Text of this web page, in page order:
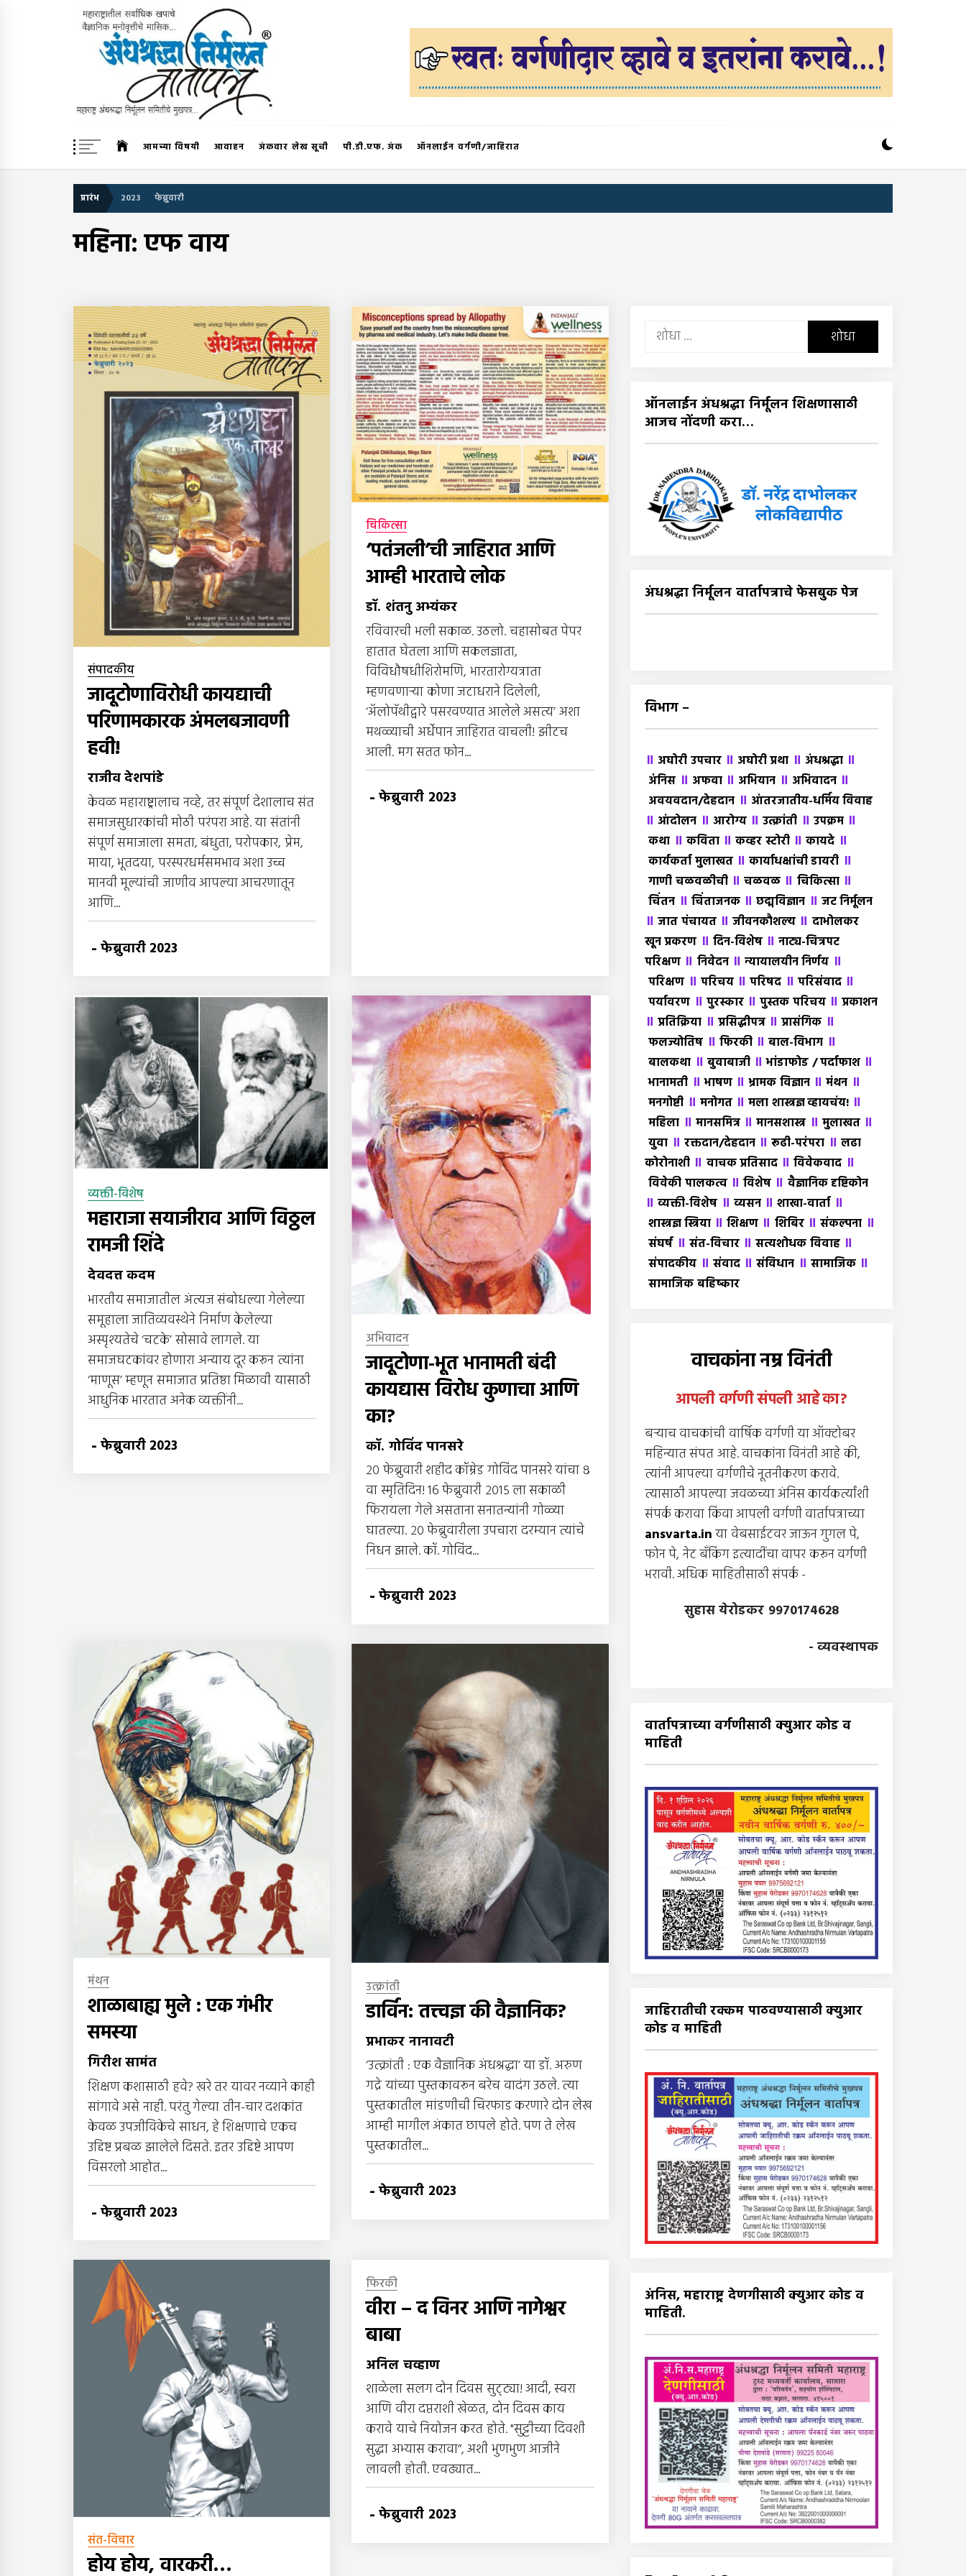
अंधश्रद्धा निर्मूलन वार्तापत्र ®
आमच्या विषयी आवाहन अंकवार लेख सूची पी.डी.एफ. अंक ऑनलाईन वर्गणी/जाहिरात
प्रारंभ 2023 फेब्रुवारी
महिना:एफ वाय
संपादकीय
जादूटोणाविरोधी कायद्याची
परिणामकारक अंमलबजावणी
हवी!
राजीव देशपांडे
केवळ महाराष्ट्रालाच नव्हे, तर संपूर्ण देशालाच संत
समाजसुधारकांची मोठी परंपरा आहे. या संतांनी
संपूर्ण समाजाला समता, बंधुता, परोपकार, प्रेम,
माया, भूतदया, परस्परधर्मसमभाव अशा उच्च
मानवी मूल्यांची जाणीव आपल्या आचरणातून
आणि...
- फेब्रुवारी 2023
चिकित्सा
‘पतंजली’ची जाहिरात आणि
आम्ही भारताचे लोक
डॉ. शंतनु अभ्यंकर
रविवारची भली सकाळ. उठलो. चहासोबत पेपर
हातात घेतला आणि सकलज्ञाता,
विविधौषधीशिरोमणि, भारतारोग्यत्राता
म्हणवणार्‍या कोणा जटाधराने दिलेली,
‘अ‍ॅलोपॅथीद्वारे पसरवण्यात आलेले असत्य’ अशा
मथळ्याची अर्धेपान जाहिरात वाचली! झीटच
आली. मग सतत फोन...
- फेब्रुवारी 2023
व्यक्ती-विशेष
महाराजा सयाजीराव आणि विठ्ठल
रामजी शिंदे
देवदत्त कदम
भारतीय समाजातील अंत्यज संबोधल्या गेलेल्या
समूहाला जातिव्यवस्थेने निर्माण केलेल्या
अस्पृश्यतेचे ‘चटके’ सोसावे लागले. या
समाजघटकांवर होणारा अन्याय दूर करून त्यांना
‘माणूस’ म्हणून समाजात प्रतिष्ठा मिळावी यासाठी
आधुनिक भारतात अनेक व्यक्तींनी...
- फेब्रुवारी 2023
अभिवादन
जादूटोणा-भूत भानामती बंदी
कायद्यास विरोध कुणाचा आणि
का?
कॉ. गोविंद पानसरे
२० फेब्रुवारी शहीद कॉम्रेड गोविंद पानसरे यांचा ८
वा स्मृतिदिन! १६ फेब्रुवारी २०१५ ला सकाळी
फिरायला गेले असताना सनातन्यांनी गोळ्या
घातल्या. २० फेब्रुवारीला उपचारा दरम्यान त्यांचे
निधन झाले. कॉ. गोविंद...
- फेब्रुवारी 2023
मंथन
शाळाबाह्य मुले : एक गंभीर
समस्या
गिरीश सामंत
शिक्षण कशासाठी हवे? खरे तर यावर नव्याने काही
सांगावे असे नाही. परंतु गेल्या तीन-चार दशकांत
केवळ उपजीविकेचे साधन, हे शिक्षणाचे एकच
उद्दिष्ट प्रबळ झालेले दिसते. इतर उद्दिष्टे आपण
विसरलो आहोत...
- फेब्रुवारी 2023
उत्क्रांती
डार्विन: तत्त्वज्ञ की वैज्ञानिक?
प्रभाकर नानावटी
‘उत्क्रांती : एक वैज्ञानिक अंधश्रद्धा’ या डॉ. अरुण
गद्रे यांच्या पुस्तकावरून बरेच वादंग उठले. त्या
पुस्तकातील मांडणीची चिरफाड करणारे दोन लेख
आम्ही मागील अंकात छापले होते. पण ते लेख
पुस्तकातील...
- फेब्रुवारी 2023
संत-विचार
होय होय, वारकरी…
फिरकी
वीरा – द विनर आणि नागेश्वर
बाबा
अनिल चव्हाण
शाळेला सलग दोन दिवस सुट्ट्या! आदी, स्वरा
आणि वीरा दप्तराशी खेळत, दोन दिवस काय
करावे याचे नियोजन करत होते. "सुट्टीच्या दिवशी
सुद्धा अभ्यास करावा”, अशी भुणभुण आजीने
लावली होती. एवढ्यात...
- फेब्रुवारी 2023
यांचा
ऑनलाईन अंधश्रद्धा निर्मूलन शिक्षणासाठी
आजच नोंदणी करा…
अंधश्रद्धा निर्मूलन वार्तापत्राचे फेसबुक पेज
विभाग –
॥ अघोरी उपचार ॥ अघोरी प्रथा ॥ अंधश्रद्धा ॥
अंंनिस ॥ अफवा ॥ अभियान ॥ अभिवादन ॥
अवयवदान/देहदान ॥ आंतरजातीय-धर्मिय विवाह
॥ आंदोलन ॥ आरोग्य ॥उत्क्रांती ॥उपक्रम ॥
कथा ॥ कविता ॥कव्हर स्टोरी ॥कायदे ॥
कार्यकर्ता मुलाखत ॥कार्याधक्षांची डायरी ॥
गाणी चळवळीची ॥चळवळ ॥ चिकित्सा ॥
चिंतन ॥ चिंताजनक ॥छद्मविज्ञान ॥जट निर्मूलन
॥जात पंचायत ॥जीवनकौशल्य ॥ दाभोलकर
खून प्रकरण ॥ दिन-विशेष ॥नाट्य-चित्रपट
परिक्षण ॥ निवेदन ॥न्यायालयीन निर्णय ॥
परिक्षण ॥ परिचय ॥परिषद ॥परिसंवाद ॥
पर्यावरण ॥ पुरस्कार ॥पुस्तक परिचय ॥प्रकाशन
॥प्रतिक्रिया ॥ प्रसिद्धीपत्र ॥प्रासंगिक ॥
फलज्योतिष ॥ फिरकी ॥बाल-विभाग ॥
बालकथा ॥ बुवाबाजी ॥भांडाफोड / पर्दाफाश ॥
भानामती ॥भाषण ॥भ्रामक विज्ञान ॥मंथन ॥
मनगोष्टी ॥ मनोगत ॥मला शास्त्रज्ञ व्हायचंय! ॥
महिला ॥ मानसमित्र ॥मानसशास्त्र ॥मुलाखत ॥
युवा ॥ रक्तदान/देहदान ॥रूढी-परंपरा ॥लढा
कोरोनाशी ॥ वाचक प्रतिसाद ॥विवेकवाद ॥
विवेकी पालकत्व ॥विशेष ॥ वैज्ञानिक दृष्टिकोन
॥व्यक्ती-विशेष ॥ व्यसन ॥शाखा-वार्ता ॥
शास्त्रज्ञ स्त्रिया ॥शिक्षण ॥ शिबिर ॥संकल्पना ॥
संघर्ष ॥ संत-विचार ॥सत्यशोधक विवाह ॥
संपादकीय ॥ संवाद ॥संविधान ॥सामाजिक ॥
सामाजिक बहिष्कार
वाचकांना नम्र विनंती
आपली वर्गणी संपली आहेका?
बर्‍याच वाचकांची वार्षिक वर्गणी या ऑक्टोबर
महिन्यात संपत आहे. वाचकांना विनंती आहे की,
त्यांनी आपल्या वर्गणीचे नूतनीकरण करावे.
त्यासाठी आपल्या जवळच्या अंनिस कार्यकर्त्यांशी
संपर्क करावा किंवा आपली वर्गणी वार्तापत्राच्या
ansvarta.inया वेबसाईटवर जाऊन गुगल पे,
फोन पे, नेट बँकिंग इत्यादींचा वापर करून वर्गणी
भरावी. अधिक माहितीसाठी संपर्क -
सुहास येरोडकर 9970174628
- व्यवस्थापक
वार्तापत्राच्या वर्गणीसाठी क्युआर कोड व
माहिती
जाहिरातीची रक्कम पाठवण्यासाठी क्युआर
कोड व माहिती
अंनिस, महाराष्ट्र देणगीसाठी क्युआर कोड व
माहिती.